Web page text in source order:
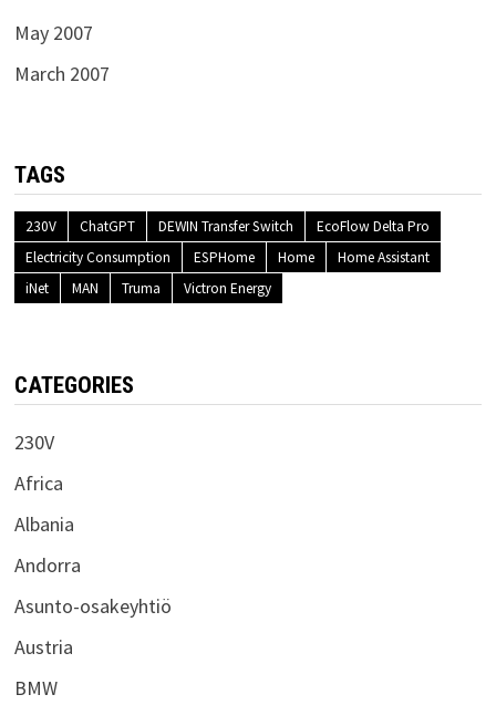
May 2007
March 2007
TAGS
230V ChatGPT DEWIN Transfer Switch
EcoFlow Delta Pro
Electricity Consumption
ESPHome Home
Home Assistant
iNet
MAN Truma Victron Energy
CATEGORIES
230V
Africa
Albania
Andorra
Asunto-osakeyhtiö
Austria
BMW